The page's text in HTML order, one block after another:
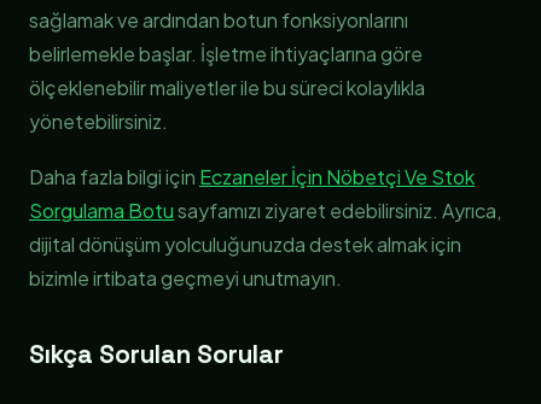
sağlamak ve ardından botun fonksiyonlarını
belirlemekle başlar. İşletme ihtiyaçlarına göre
ölçeklenebilir maliyetler ile bu süreci kolaylıkla
yönetebilirsiniz.
Daha fazla bilgi için Eczaneler İçin Nöbetçi Ve Stok
Sorgulama Botusayfamızı ziyaret edebilirsiniz. Ayrıca,
dijital dönüşüm yolculuğunuzda destek almak için
bizimle irtibata geçmeyi unutmayın.
Sıkça Sorulan Sorular